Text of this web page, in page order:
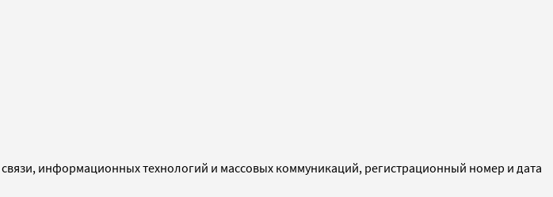
информационных технологий и массовых коммуникаций, регистрационный номер и дата